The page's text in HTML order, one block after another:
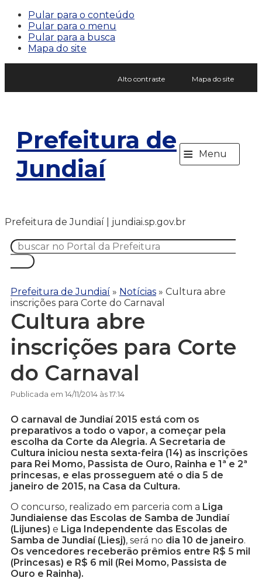
Pular para o conteúdo
Pular para o menu
Pular para a busca
Mapa do site
Alto contraste Mapa do site
Prefeitura de
Jundiaí
≡ Menu
Prefeitura de Jundiaí | jundiai.sp.gov.br
Prefeitura de Jundiaí » Notícias » Cultura abre
inscrições para Corte do Carnaval
Cultura abre
inscrições para Corte
do Carnaval
Publicada em 14/11/2014 às 17:14
O carnaval de Jundiaí 2015 está com os
preparativos a todo o vapor, a começar pela
escolha da Corte da Alegria. A Secretaria de
Cultura iniciou nesta sexta-feira (14) as inscrições
para Rei Momo, Passista de Ouro, Rainha e 1ª e 2ª
princesas, e elas prosseguem até o dia 5 de
janeiro de 2015, na Casa da Cultura.
O concurso, realizado em parceria com a Liga
Jundiaiense das Escolas de Samba de Jundiaí
(Lijunes) e Liga Independente das Escolas de
Samba de Jundiaí (Liesj), será no dia 10 de janeiro.
Os vencedores receberão prêmios entre R$ 5 mil
(Princesas) e R$ 6 mil (Rei Momo, Passista de
Ouro e Rainha).